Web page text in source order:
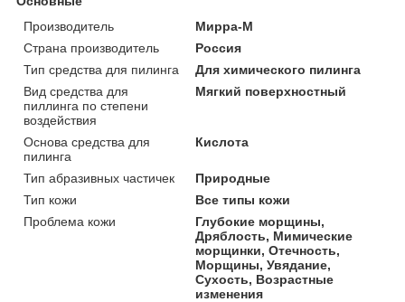
Производитель
Мирра-М
Страна производитель
Россия
Тип средства для пилинга
Для химического пилинга
Вид средства для
пиллинга по степени
воздействия
Мягкий поверхностный
Основа средства для
пилинга
Кислота
Тип абразивных частичек
Природные
Тип кожи
Все типы кожи
Проблема кожи
Глубокие морщины,
Дряблость, Мимические
морщинки, Отечность,
Морщины, Увядание,
Сухость, Возрастные
изменения